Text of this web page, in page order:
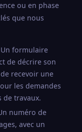
ou en phase
que nous
Un formulaire
de décrire son
recevoir une
les demandes
de travaux.
numéro de
avec un